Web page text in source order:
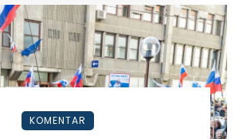
KOMENTAR